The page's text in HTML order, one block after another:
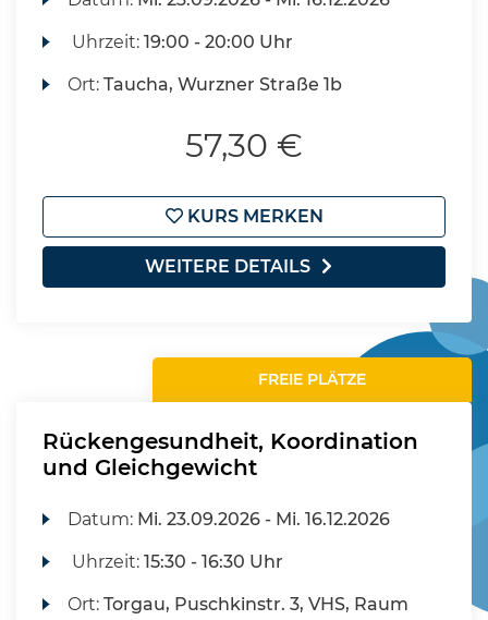
Uhrzeit:19:00 - 20:00 Uhr
Ort:Taucha, Wurzner Straße 1b
57,30 €
KURS MERKEN
WEITERE DETAILS
FREIE PLÄTZE
Rückengesundheit, Koordination
und Gleichgewicht
Datum: Mi. 23.09.2026 - Mi. 16.12.2026
Uhrzeit:15:30 - 16:30 Uhr
Ort:Torgau, Puschkinstr. 3, VHS, Raum